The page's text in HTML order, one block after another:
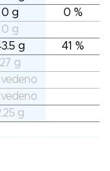
0 g
0 %
0 g
g
41 %
27 g
g